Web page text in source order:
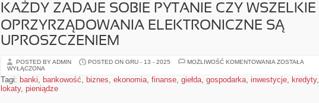
KAŻDY ZADAJE SOBIE PYTANIE CZY WSZELKIE
OPRZYRZĄDOWANIA ELEKTRONICZNE SĄ
UPROSZCZENIEM
POSTED BY ADMIN POSTED ON GRU - 13 - 2025 MOŻLIWOŚĆ KOMENTOWANIA KAŻDY
PYTANIE
ZOSTAŁA
WYŁĄCZONA
Tagi: banki, bankowość, biznes, ekonomia, finanse, giełda, gospodarka, inwestycje, kredyty,
lokaty, pieniądze